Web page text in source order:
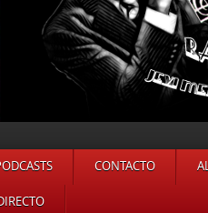
CONTACTO